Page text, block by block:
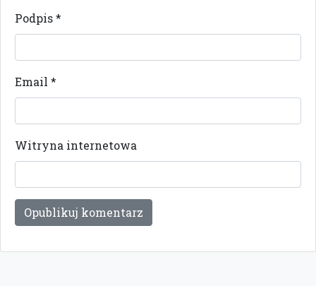
Podpis*
Email *
Witryna internetowa